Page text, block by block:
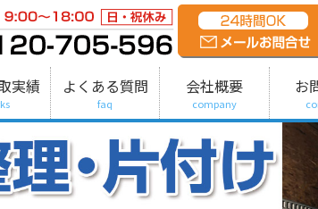
実績 よくある質問
faq
会社概要
company
お